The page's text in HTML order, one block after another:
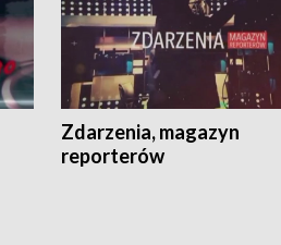
Zdarzenia, magazyn
reporterów